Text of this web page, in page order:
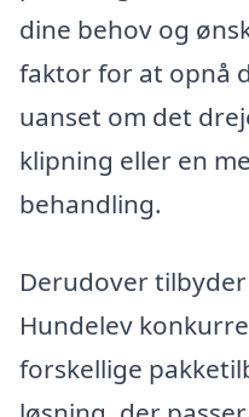
dine behov og
faktor for at opnå
uanset om det
klipning eller en
behandling.
Derudover
Hundelev
forskellige